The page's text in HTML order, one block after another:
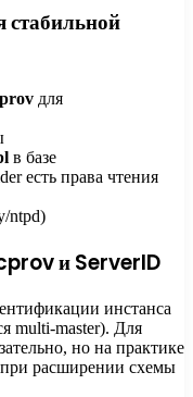
стабильной
для
в базе
есть права чтения
ntpd)
и ServerID
инстанса
multi-master). Для
но на практике
при расширении схемы